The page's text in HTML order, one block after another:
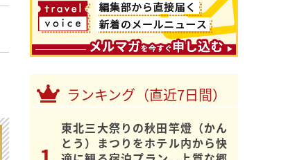
ランキング（直近7日間）
東北三大祭りの秋田竿燈（かん
とう）まつりをホテル内から快